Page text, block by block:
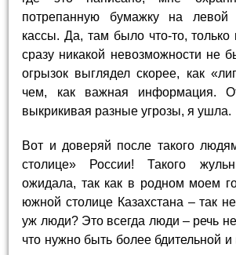
потрепанную бумажку на левой
кассы. Да, там было что-то, только
сразу никакой невозможности не
огрызок выглядел скорее, как
чем, как важная информация.
выкрикивая разные угрозы, я ушла.
Вот и доверяй после такого
столице» России! Такого
ожидала, так как в родном моем
южной столице Казахстана – так
уж люди? Это всегда люди – речь
что нужно быть более бдительной